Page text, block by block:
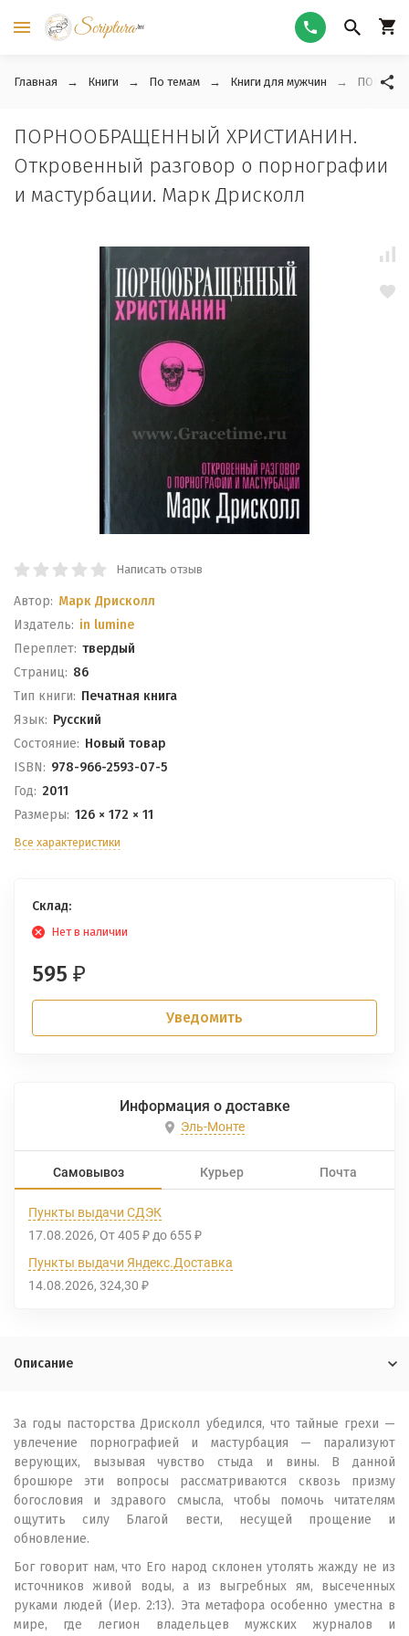
Главная Книги По темам Книги для мужчин
ПОРНООБРАЩЕННЫЙ ХРИСТИАНИН.
Откровенный разговор о порнографии
и мастурбации. Марк Дрисколл
Написать отзыв
Автор: Марк Дрисколл
Издатель: in lumine
Переплет: твердый
Cтраниц: 86
Тип книги: Печатная книга
Язык: Русский
Состояние: Новый товар
ISBN: 978-966-2593-07-5
Год: 2011
Размеры: 126 × 172 × 11
Все характеристики
Склад:
Нет в наличии
595 ₽
Уведомить
Информация о доставке
Эль-Монте
Самовывоз Курьер Почта
Пункты выдачи СДЭК
17.08.2026 От 405 ₽ до 655 ₽
Пункты выдачи Яндекс.Доставка
14.08.2026 324,30 ₽
Описание
За годы пасторства Дрисколл убедился, что тайные грехи —
увлечение порнографией и мастурбация — парализуют
верующих, вызывая чувство стыда и вины. В данной
брошюре эти вопросы рассматриваются сквозь призму
богословия и здравого смысла, чтобы помочь читателям
ощутить силу Благой вести, несущей прощение и
обновление.
Бог говорит нам, что Его народ склонен утолять жажду не из
источников живой воды, а из выгребных ям, высеченных
руками людей (Иер. 2:13). Эта метафора особенно уместна в
мире, где легион владельцев мужских журналов и